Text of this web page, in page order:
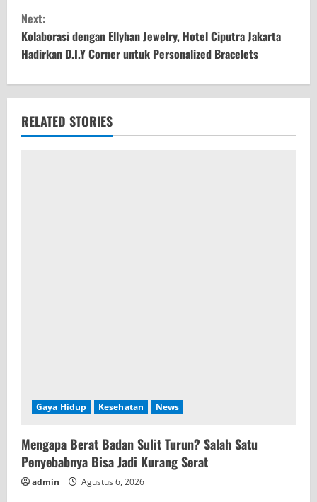
n
t
i
n
u
Next:
Kolaborasi dengan Ellyhan Jewelry, Hotel Ciputra Jakarta
Hadirkan D.I.Y Corner untuk Personalized Bracelets
RELATED STORIES
Gaya Hidup Kesehatan News
Mengapa Berat Badan Sulit Turun? Salah Satu
Penyebabnya Bisa Jadi Kurang Serat
admin Agustus 6, 2026